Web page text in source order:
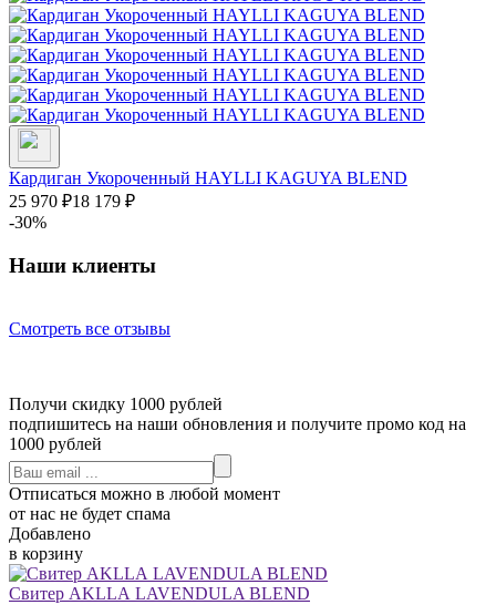
Кардиган Укороченный HAYLLI KAGUYA BLEND
25 970 ₽18 179 ₽
-30%
Наши клиенты
Смотреть все отзывы
Получи скидку 1000 рублей
подпишитесь на наши обновления и получите промо код на
1000 рублей
Отписаться можно в любой момент
от нас не будет спама
Добавлено
в корзину
Свитер AKLLA LAVENDULA BLEND